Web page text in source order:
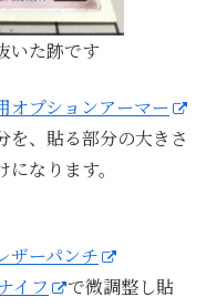
いた跡です
オプションアーマー
を、貼る部分の大きさ
なります。
ザーパンチ
イフ
で微調整し貼